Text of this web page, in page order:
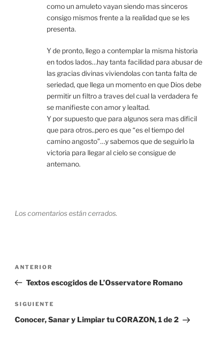
como un amuleto vayan siendo mas sinceros
consigo mismos frente a la realidad que se les
presenta.
Y de pronto, llego a contemplar la misma historia
en todos lados…hay tanta facilidad para abusar de
las gracias divinas viviendolas con tanta falta de
seriedad, que llega un momento en que Dios debe
permitir un filtro a traves del cual la verdadera fe
se manifieste con amor y lealtad.
Y por supuesto que para algunos sera mas dificil
que para otros..pero es que “es el tiempo del
camino angosto”…y sabemos que de seguirlo la
victoria para llegar al cielo se consigue de
antemano.
Los comentarios están cerrados.
entradas
Entrada
anterior:
ANTERIOR
Textos escogidos de L’Osservatore Romano
Siguiente
entrada
SIGUIENTE
Conocer, Sanar y Limpiar tu CORAZON, 1 de 2